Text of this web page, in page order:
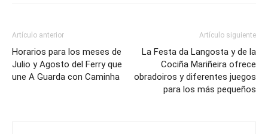
Artículo anterior
Horarios para los meses de
Julio y Agosto del Ferry que
une A Guarda con Caminha
Artículo siguiente
La Festa da Langosta y de la
Cociña Mariñeira ofrece
obradoiros y diferentes juegos
para los más pequeños